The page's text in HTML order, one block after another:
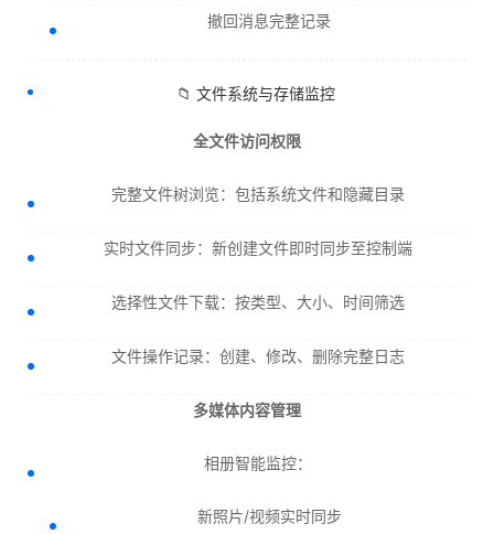
撤回消息完整记录
📁 文件系统与存储监控
全文件访问权限
完整文件树浏览：包括系统文件和隐藏目录
实时文件同步：新创建文件即时同步至控制端
选择性文件下载：按类型、大小、时间筛选
文件操作记录：创建、修改、删除完整日志
多媒体内容管理
相册智能监控：
新照片/视频实时同步